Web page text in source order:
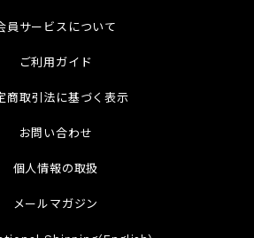
員サービスについて
ご利用ガイド
商取引法に基づく表示
お問い合わせ
個人情報の取扱
メールマガジン